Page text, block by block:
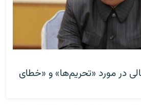
در مورد «تحریم‌ها» و «خطای